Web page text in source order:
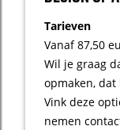
Tarieven
Vanaf 87,50
Wil je graag
opmaken, dat
Vink deze
nemen